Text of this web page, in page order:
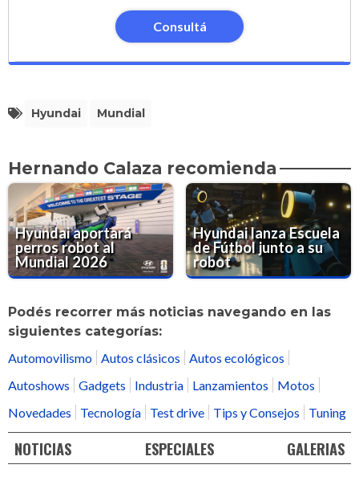
Consultá
Hyundai Mundial
Hernando Calaza recomienda
Hyundai aportará
perros robot al
Mundial 2026
Hyundai lanza Escuela
de Fútbol junto a su
robot
Podés recorrer más noticias navegando en las
siguientes categorías:
Automovilismo Autos clásicos
Autos ecológicos
Autoshows
Gadgets Industria Lanzamientos
Motos
Novedades
Tecnología Test drive Tips y Consejos Tuning
NOTICIAS ESPECIALES GALERIAS